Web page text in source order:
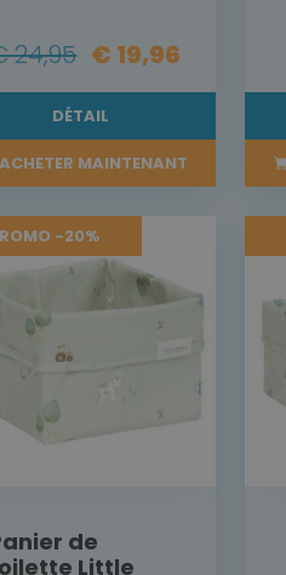
24,95 € 19,96
DÉTAIL
ACHETER MAINTENANT
-20%
de
Little